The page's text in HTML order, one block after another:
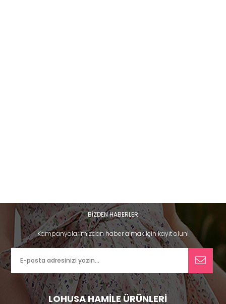
BİZDEN HABERLER
Kampanyalarımızdan haber almak için kayıt olun!
LOHUSA HAMİLE ÜRÜNLERİ